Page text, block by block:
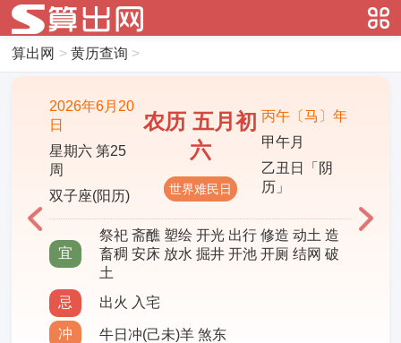
算出网 > 黄历查询 >
2026年6月20
日
星期六 第25
周
双子座(阳历)
农历 五月初
六
世界难民日
丙午〔马〕年
甲午月
乙丑日「阴
历」
宜
祭祀 斋醮 塑绘 开光 出行 修造 动土 造
畜稠 安床 放水 掘井 开池 开厕 结网 破
土
忌
出火 入宅
冲 牛日冲(己未)羊 煞东